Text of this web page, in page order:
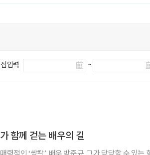
입력 ~
함께 걷는 배우의 길
력적인 ‘쌍칼’, 배우 박준규. 그가 당당할 수 있는